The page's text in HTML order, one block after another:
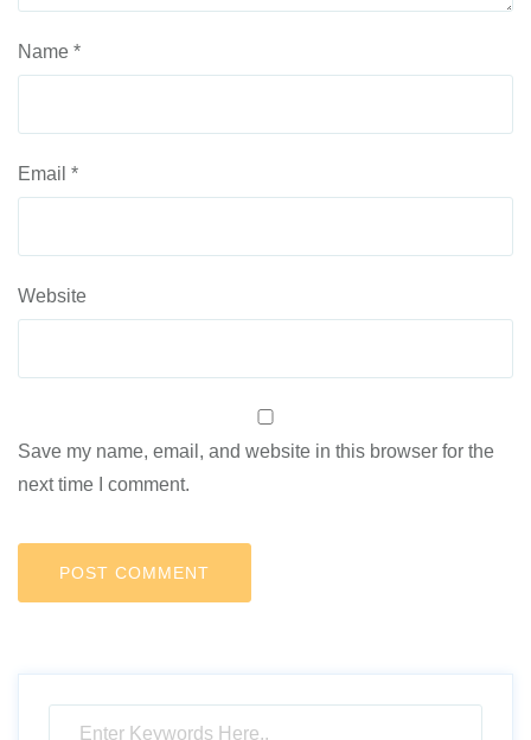
Name *
Email *
Website
Save my name, email, and website in this browser for the
next time I comment.